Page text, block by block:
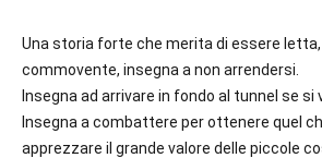
Una storia forte che merita di essere
commovente, insegna a non arrendersi.
Insegna ad arrivare in fondo al tunnel se si
Insegna a combattere per ottenere quel
apprezzare il grande valore delle piccole